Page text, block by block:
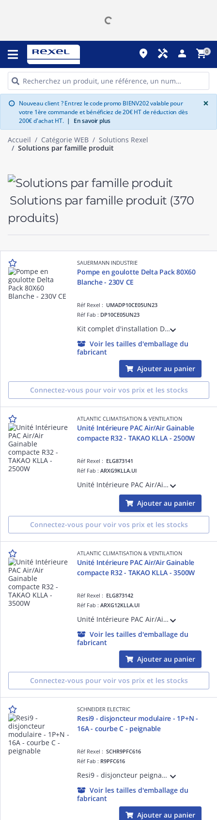
place handyman person shopping_cart0
info Nouveau client ? Entrez le code promo BIENV202 valable pour
votre 1ère commande et bénéficiez de 20€ HT de réduction dès
200€ d'achat HT. | En savoir plus
×
Accueil Catégorie WEB
Solutions Rexel
Solutions par famille produit
Solutions par famille produit (370
produits)
SAUERMANN INDUSTRIE
Pompe en goulotte Delta Pack 80X60
Blanche - 230V CE
Réf Rexel : UMADP10CE05UN23
Réf Fab : DP10CE05UN23
Kit complet d'installation Delta Pack 80x60 Ivoire RAL9001 - Débit max 20l/h - Goulotte 750mm - Coude à ouverture facile - Tube d'évacuation pré-installé, avec dispositif anti-siphon
Voir les tailles d'emballage du
fabricant
Ajouter au panier
Connectez-vous pour voir vos prix et les stocks
ATLANTIC CLIMATISATION & VENTILATION
Unité Intérieure PAC Air/Air Gainable
compacte R32 - TAKAO KLLA - 2500W
Réf Rexel : ELG873141
Réf Fab :ARXG9KLLA.UI
Unité Intérieure PAC Air/Air Gainable compacte R32 - TAKAO KLLA - 2500W - Dc inverter - Confort acoustique - Pompe de relevage - Pression statique réglable - Télécommande filaire - Compatible multi-splits
Ajouter au panier
Connectez-vous pour voir vos prix et les stocks
ATLANTIC CLIMATISATION & VENTILATION
Unité Intérieure PAC Air/Air Gainable
compacte R32 - TAKAO KLLA - 3500W
Réf Rexel : ELG873142
Réf Fab :ARXG12KLLA.UI
Unité Intérieure PAC Air/Air Gainable compacte R32 - TAKAO KLLA - 3500W - Dc inverter - Confort acoustique - Pompe de relevage - Pression statique réglable - Télécommande filaire - Compatible multi-splits
Voir les tailles d'emballage du
fabricant
Ajouter au panier
Connectez-vous pour voir vos prix et les stocks
SCHNEIDER ELECTRIC
Resi9 - disjoncteur modulaire - 1P+N -
16A - courbe C - peignable
Réf Rexel :SCHR9PFC616
Réf Fab : R9PFC616
Resi9 - disjoncteur peignable - 1P + N - 16 A - Courbe C - Largeur : 2 pas de 9 mm - blanc RAL 9003 - CE - NF - Icn 3000 A à 230 V CA 50 Hz selon EN/IEC 60898-1 - Classe de limitation : 3 selon EN/IEC 60898-1
Voir les tailles d'emballage du
fabricant
Ajouter au panier